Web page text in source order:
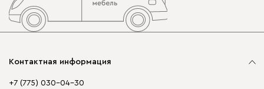
Контактная информация
+7 (775) 030-04-30